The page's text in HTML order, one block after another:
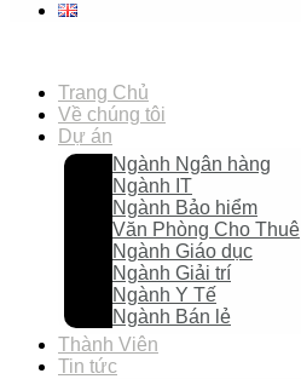
Trang Chủ
Về chúng tôi
Dự án
Ngành Ngân hàng
Ngành IT
Ngành Bảo hiểm
Văn Phòng Cho Thuê
Ngành Giáo dục
Ngành Giải trí
Ngành Y Tế
Ngành Bán lẻ
Thành Viên
Tin tức